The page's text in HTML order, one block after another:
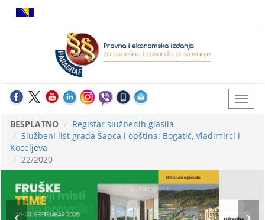
BESPLATNO
Registar službenih glasila
Službeni list grada Šapca i opština: Bogatić, Vladimirci i
Koceljeva
22/2020